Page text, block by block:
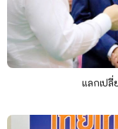
แลกเป